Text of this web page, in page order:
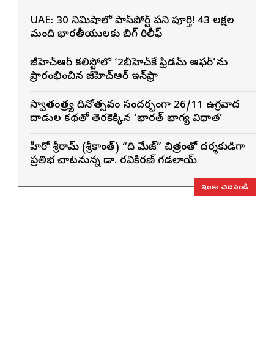
UAE: 30 నిమిషాల్లో పాస్‌పోర్ట్ పని పూర్తి! 43 లక్షల
మంది భారతీయులకు బిగ్ రిలీఫ్
జీహెచ్ఆర్ కల్లిస్టోలో ‘2బీహెచ్‌కే ఫ్రీడమ్ ఆఫర్’ను
ప్రారంభించిన జీహెచ్ఆర్ ఇన్‌ఫ్రా
స్వాతంత్ర్య దినోత్సవం సందర్భంగా 26/11 ఉగ్రవాద
దాడుల కథతో తెరకెక్కిన ‘భారత్ భాగ్య విధాత’
హీరో శ్రీరామ్ (శ్రీకాంత్) “ది మేజ్” చిత్రంతో దర్శకుడిగా
ప్రతిభ చాటనున్న డా. రవికిరణ్ గడలాయ్
ఇంకా చదవండి